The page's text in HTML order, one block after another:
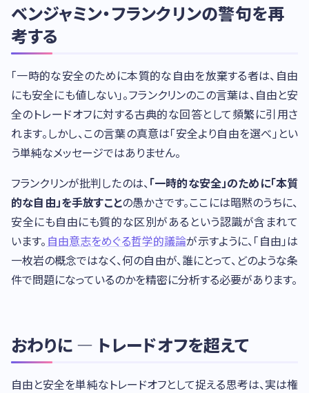
ベンジャミン・フランクリンの警句を再
考する
「一時的な安全のために本質的な自由を放棄する者は、自由
にも安全にも値しない」。フランクリンのこの言葉は、自由と安
全のトレードオフに対する古典的な回答として頻繁に引用さ
れます。しかし、この言葉の真意は「安全より自由を選べ」とい
う単純なメッセージではありません。
フランクリンが批判したのは、「一時的な安全」のために「本質
的な自由」を手放すことの愚かさです。ここには暗黙のうちに、
安全にも自由にも質的な区別があるという認識が含まれて
います。 自由意志をめぐる哲学的議論が示すように、「自由」は
一枚岩の概念ではなく、何の自由が、誰にとって、どのような条
件で問題になっているのかを精密に分析する必要があります。
おわりに — トレードオフを超えて
自由と安全を単純なトレードオフとして捉える思考は、実は権